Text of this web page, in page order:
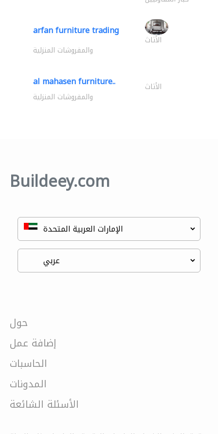
arfan furniture trading
الأثاث
والمفروشات المنزلية
al mahasen furniture.. الأثاث
والمفروشات المنزلية
Buildeey.com
حول
إضافة عمل
الحاسبات
المدونات
الأسئلة الشائعة